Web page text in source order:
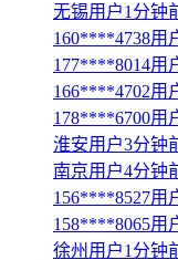
无锡用户1分钟
160****4738用
177****8014用
166****4702用
178****6700用
淮安用户3分钟
南京用户4分钟
156****8527用
158****8065用
徐州用户1分钟